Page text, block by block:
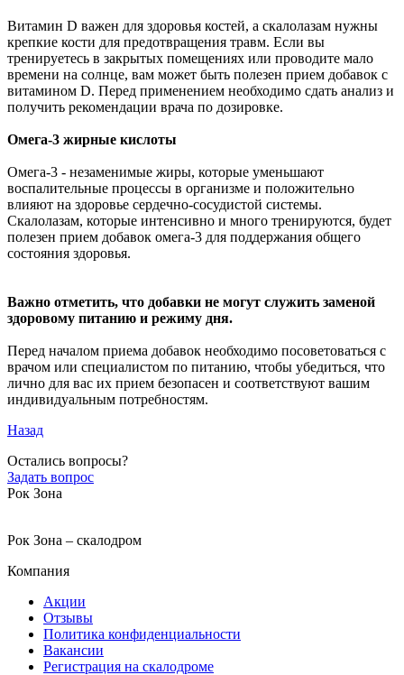
Витамин D важен для здоровья костей, а скалолазам нужны
крепкие кости для предотвращения травм. Если вы
тренируетесь в закрытых помещениях или проводите мало
времени на солнце, вам может быть полезен прием добавок с
витамином D. Перед применением необходимо сдать анализ и
получить рекомендации врача по дозировке.
Омега-3 жирные кислоты
Омега-3 - незаменимые жиры, которые уменьшают
воспалительные процессы в организме и положительно
влияют на здоровье сердечно-сосудистой системы.
Скалолазам, которые интенсивно и много тренируются, будет
полезен прием добавок омега-3 для поддержания общего
состояния здоровья.
Важно отметить, что добавки не могут служить заменой
здоровому питанию и режиму дня.
Перед началом приема добавок необходимо посоветоваться с
врачом или специалистом по питанию, чтобы убедиться, что
лично для вас их прием безопасен и соответствуют вашим
индивидуальным потребностям.
Назад
Остались вопросы?
Задать вопрос
Рок Зона
Рок Зона – скалодром
Компания
Акции
Отзывы
Политика конфиденциальности
Вакансии
Регистрация на скалодроме